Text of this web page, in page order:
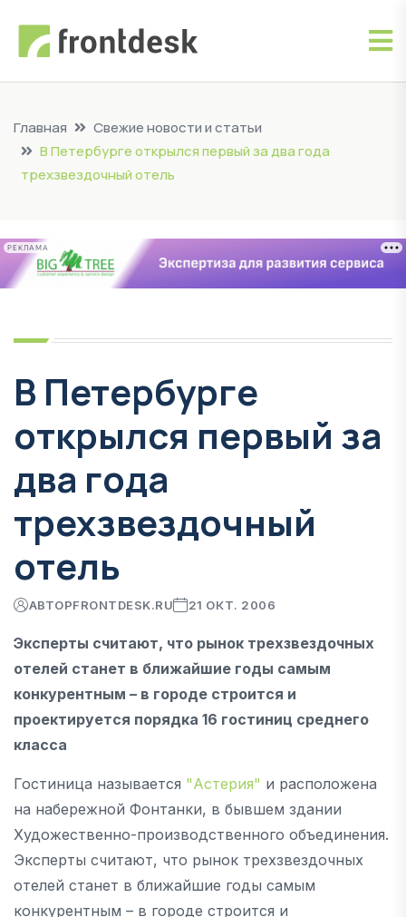
Главная
Свежие новости и статьи
В Петербурге открылся первый за два года
трехзвездочный отель
РЕКЛАМА
В Петербурге
открылся первый за
два года
трехзвездочный
отель
АВТОРFRONTDESK.RU 21 ОКТ. 2006
Эксперты считают, что рынок трехзвездочных
отелей станет в ближайшие годы самым
конкурентным – в городе строится и
проектируется порядка 16 гостиниц среднего
класса
Гостиница называется "Астерия" и расположена
на набережной Фонтанки, в бывшем здании
Художественно-производственного объединения.
Эксперты считают, что рынок трехзвездочных
отелей станет в ближайшие годы самым
конкурентным – в городе строится и